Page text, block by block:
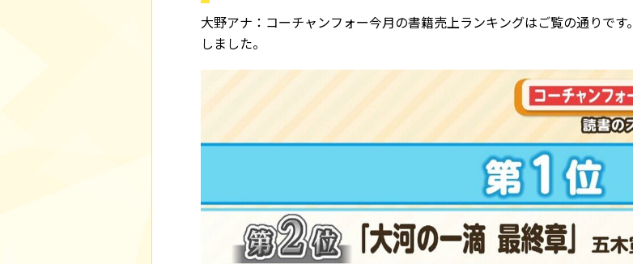
大野アナ：コーチャンフォー今月の書籍売上ランキングはご覧の通りで
しました。